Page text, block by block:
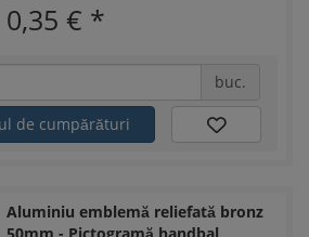
0,35 € *
buc.
de cumpărături
Aluminiu emblemă reliefată bronz